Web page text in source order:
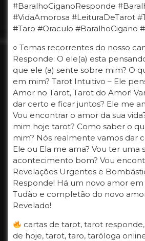
#BaralhoCiganoResponde
#VidaAmorosa #LeituraDeTarot
#Taro #Oraculo #BaralhoCigano
○ Temas recorrentes do nosso
Responde: O ele(a) esta
que ele (a) sente sobre mim? O
em mim? Tarot Intuitivo – Ele
Amor no Tarot, Tarot do Amor!
dar certo e ficar juntos? Ele me
Vou encontrar o amor da sua
mim hoje tarot? Como saber o
mim? Nós realmente vamos dar
Ele ou Ela me ama? Vou ter uma
acontecimento bom? Vou
Revelações Urgentes e
Responde! Há um novo amor
Tudão e completão do novo
Revelado!
cartas de tarot, tarot
de hoje, tarot, taro, taróloga